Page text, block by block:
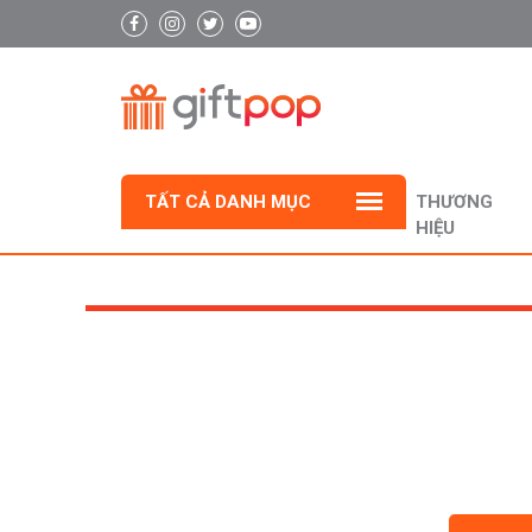
TẤT CẢ DANH MỤC
THƯƠNG
HIỆU